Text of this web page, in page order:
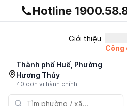
Gnhà production - v1.0.0
Hotline
Giới thiệu
Công
Thành phố Huế, Phường
Hương Thủy
40 đơn vị hành chính